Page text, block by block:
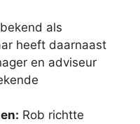
als
heeft daarnaast
en adviseur
Rob richtte